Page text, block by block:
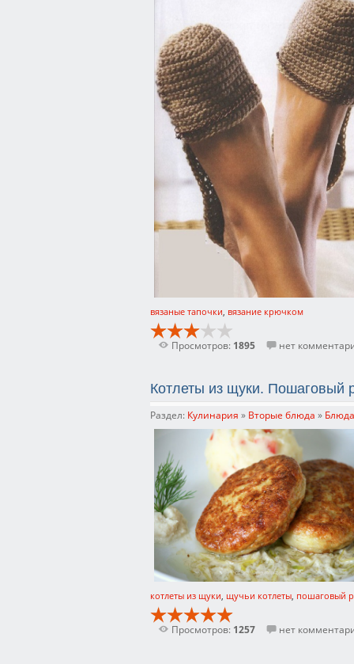
вязаные тапочки вязание крючком
Просмотров: 1895 нет
Котлеты из щуки. Пошаговый
Раздел: Кулинария » Вторые блюда »
котлеты из щуки, щучьи котлеты, пошаговый
Просмотров: 1257 нет